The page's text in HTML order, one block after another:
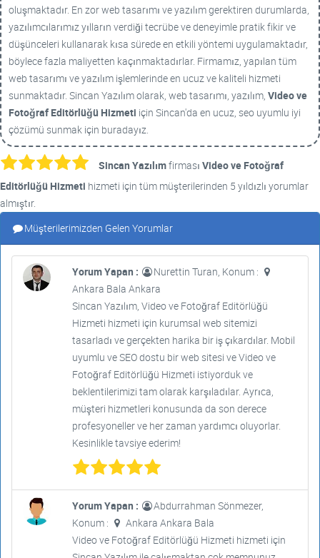
oluşmaktadır. En zor web tasarımı ve yazılım gerektiren durumlarda,
yazılımcılarımız yılların verdiği tecrübe ve deneyimle pratik fikir ve
düşünceleri kullanarak kısa sürede en etkili yöntemi uygulamaktadır,
böylece fazla maliyetten kaçınmaktadırlar. Firmamız, yapılan tüm
web tasarımı ve yazılım işlemlerinde en ucuz ve kaliteli hizmeti
sunmaktadır. Sincan Yazılım olarak, web tasarımı, yazılım, Video ve
Fotoğraf Editörlüğü Hizmeti için Sincan'da en ucuz, seo uyumlu iyi
çözümü sunmak için buradayız.
Sincan Yazılımfirması Video ve Fotoğraf
Editörlüğü Hizmeti hizmeti için tüm müşterilerinden 5 yıldızlı yorumlar
almıştır.
Müşterilerimizden Gelen Yorumlar
Yorum Yapan :
Nurettin Turan, Konum :
Ankara Bala Ankara
Sincan Yazılım, Video ve Fotoğraf Editörlüğü
Hizmeti hizmeti için kurumsal web sitemizi
tasarladı ve gerçekten harika bir iş çıkardılar. Mobil
uyumlu ve SEO dostu bir web sitesi ve Video ve
Fotoğraf Editörlüğü Hizmeti istiyorduk ve
beklentilerimizi tam olarak karşıladılar. Ayrıca,
müşteri hizmetleri konusunda da son derece
profesyoneller ve her zaman yardımcı oluyorlar.
Kesinlikle tavsiye ederim!
Yorum Yapan :
Abdurrahman Sönmezer,
Konum :
Ankara Ankara Bala
Video ve Fotoğraf Editörlüğü Hizmeti hizmeti için